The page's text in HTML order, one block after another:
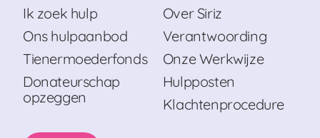
Ik zoek hulp
Ons hulpaanbod
Tienermoederfonds
Donateurschap
opzeggen
Over Siriz
Verantwoording
Onze Werkwijze
Hulpposten
Klachtenprocedure